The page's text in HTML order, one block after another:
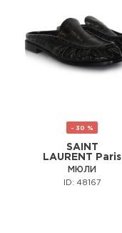
- 30 %
SAINT
LAURENT Paris
МЮЛИ
ID: 48167